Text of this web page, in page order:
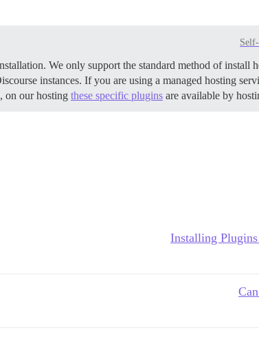
instances. If you are using a managed hosting
on our hosting these specific plugins are available by
Installing